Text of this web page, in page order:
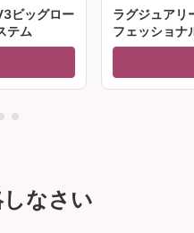
ビッグロー
テム
ラグジュアリ
フェッショナ
ーブル 販売
なさい